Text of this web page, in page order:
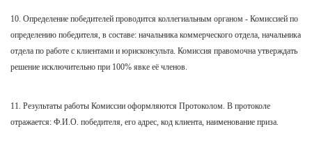
10. Определение победителей проводится коллегиальным органом - Комиссией по
определению победителя, в составе: начальника коммерческого отдела, начальника
отдела по работе с клиентами и юрисконсульта. Комиссия правомочна утверждать
решение исключительно при 100% явке её членов.
11. Результаты работы Комиссии оформляются Протоколом. В протоколе
отражается: Ф.И.О. победителя, его адрес, код клиента, наименование приза.